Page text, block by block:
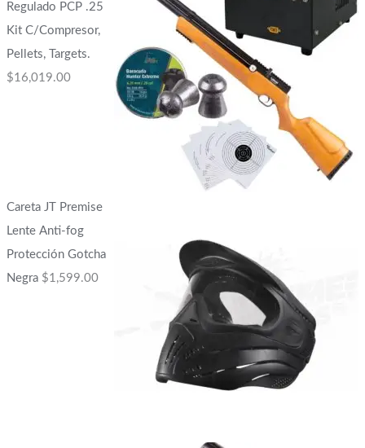
Regulado PCP .25
Kit C/Compresor,
Pellets, Targets.
$16,019.00
Careta JT Premise
Lente Anti-fog
Protección Gotcha
Negra $1,599.00